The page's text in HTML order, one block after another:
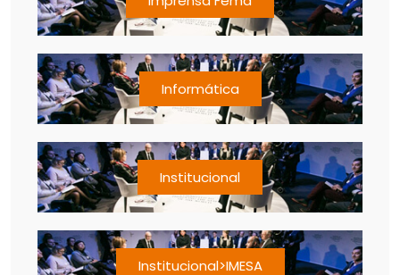
Informática
Institucional
Institucional>IMESA